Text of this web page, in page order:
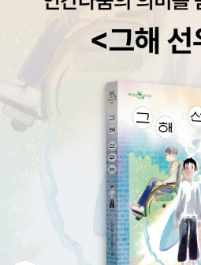
winform 등의 내용을 섞어 이도저도
다. 특히 책 두께가 얇은 편이라 한
대해 자신감이 붙은 느낌은 받지 못
프로그램을 하나 만들어 봤을 뿐이
제로 큰 도움이 안되는 프로젝트들은
본 / 핵심 / 심화 내용에만 집중하고
라는 제목이 어울렸다. 물론 막상 따
는 점은 다소 아쉽기도 했지만 이론
는 지면 관계상 어쩔 수 없었을 것으
정판이나 따로 자마린, 블레이저 등
되기를 간절히 바래본다하지만 프로